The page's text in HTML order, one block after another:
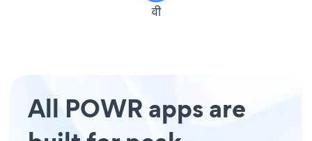
वी
All POWR apps are